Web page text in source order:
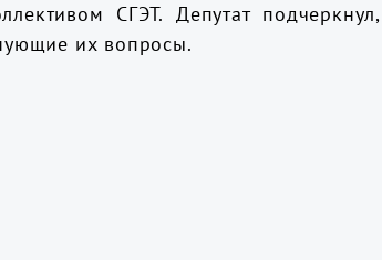
СГЭТ. Депутат
их вопросы.